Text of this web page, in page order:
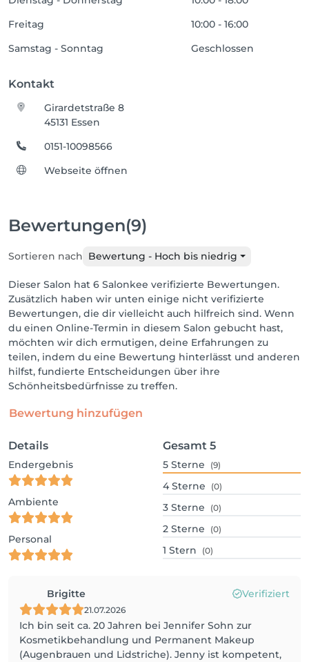
Freitag
10:00 - 16:00
Samstag - Sonntag
Geschlossen
Kontakt
Girardetstraße 8
45131 Essen
0151-10098566
Webseite öffnen
Bewertungen(9)
Sortieren nach Bewertung - Hoch bis niedrig
Dieser Salon hat 6 Salonkee verifizierte Bewertungen.
Zusätzlich haben wir unten einige nicht verifizierte
Bewertungen, die dir vielleicht auch hilfreich sind. Wenn
du einen Online-Termin in diesem Salon gebucht hast,
möchten wir dich ermutigen, deine Erfahrungen zu
teilen, indem du eine Bewertung hinterlässt und anderen
hilfst, fundierte Entscheidungen über ihre
Schönheitsbedürfnisse zu treffen.
Bewertung hinzufügen
Details
Endergebnis
Ambiente
Personal
Gesamt 5
5 Sterne (9)
4 Sterne (0)
3 Sterne (0)
2 Sterne (0)
1 Stern (0)
Brigitte Verifiziert
21.07.2026
Ich bin seit ca. 20 Jahren bei Jennifer Sohn zur
Kosmetikbehandlung und Permanent Makeup
(Augenbrauen und Lidstriche). Jenny ist kompetent,